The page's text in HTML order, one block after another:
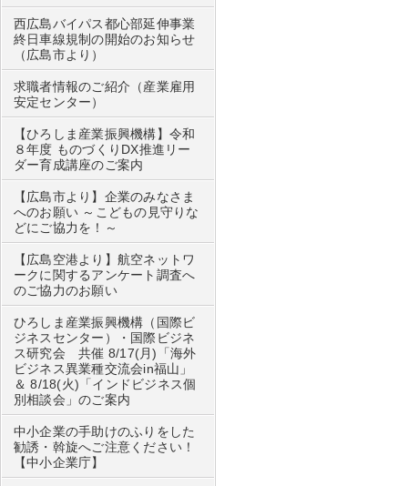
西広島バイパス都心部延伸事業
終日車線規制の開始のお知らせ
（広島市より）
求職者情報のご紹介（産業雇用
安定センター）
【ひろしま産業振興機構】令和
８年度 ものづくりDX推進リー
ダー育成講座のご案内
【広島市より】企業のみなさま
へのお願い ～こどもの見守りな
どにご協力を！～
【広島空港より】航空ネットワ
ークに関するアンケート調査へ
のご協力のお願い
ひろしま産業振興機構（国際ビ
ジネスセンター）・国際ビジネ
ス研究会 共催 8/17(月)「海外
ビジネス異業種交流会in福山」
＆ 8/18(火)「インドビジネス個
別相談会」のご案内
中小企業の手助けのふりをした
勧誘・斡旋へご注意ください！
【中小企業庁】